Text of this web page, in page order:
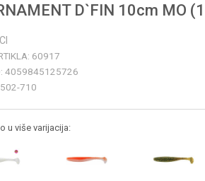
D`FIN 10cm MO
60917
4059845125726
710
u više varijacija: